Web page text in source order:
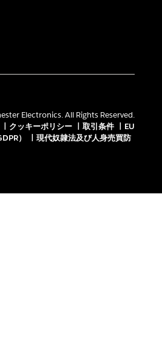
Electronics. All Rights Reserved.
クッキーポリシー 取引条件
EU
）
現代奴隷法及び人身売買防